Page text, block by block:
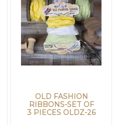
OLD FASHION
RIBBONS-SET OF
3 PIECES OLDZ-26